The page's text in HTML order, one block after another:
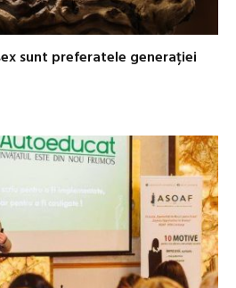
sunt preferatele generației